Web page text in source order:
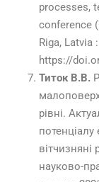
processes,
conference
Riga, Latvia
https://
Титок В.В.
рівні.
потенціалу
вітчизняні
науково-